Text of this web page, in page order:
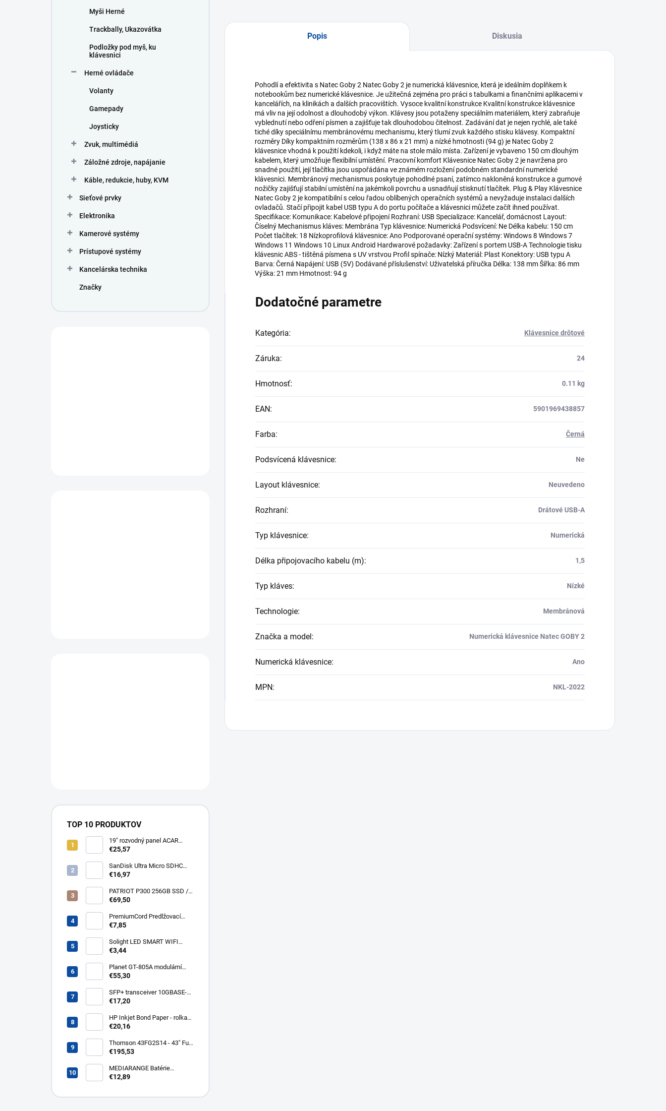
Myši Herné
Trackbally, Ukazovátka
Podložky pod myš, ku
klávesnici
Herné ovládače
Volanty
Gamepady
Joysticky
Zvuk, multimédiá
Záložné zdroje, napájanie
Káble, redukcie, huby, KVM
Sieťové prvky
Elektronika
Kamerové systémy
Prístupové systémy
Kancelárska technika
Značky
TOP 10 PRODUKTOV
19" rozvodný panel ACAR
8x230V, vypínač, indikátor
kabel 3m Acar S8 FA
€25,57
SanDisk Ultra Micro SDHC
32GB 120MB/s A1+ada
€16,97
PATRIOT P300 256GB SSD /
Interní / M.2 PCIe Gen3 x4
P300P256GM28
€69,50
PremiumCord Predlžovací
kábel - sieť 230V, IEC 320 C13
€7,85
Solight LED SMART WIFI
žiarovka, GU10, 5W, RGB,
€3,44
Planet GT-805A modulární
konvertor Gigabit
805A
€55,30
SFP+ transceiver 10GBASE-
SR/SW, multirate, MM, OM3-
850nm VCSEL, LC dup., DMI ,
DELL komp.. SFP-PLUS-SR-
€17,20
HP Inkjet Bond Paper - rolka
24'' Q1396A
€20,16
Thomson 43FG2S14 - 43" Full
HD, Google TV, LED, čierny
€195,53
MEDIARANGE Batérie
nabíjateľné AAA, USB-C, 4ks
€12,89
Popis Diskusia
Pohodlí a efektivita s Natec Goby 2 Natec Goby 2 je numerická klávesnice, která je ideálním doplňkem k
notebookům bez numerické klávesnice. Je užitečná zejména pro práci s tabulkami a finančními aplikacemi v
kancelářích, na klinikách a dalších pracovištích. Vysoce kvalitní konstrukce Kvalitní konstrukce klávesnice
má vliv na její odolnost a dlouhodobý výkon. Klávesy jsou potaženy speciálním materiálem, který zabraňuje
vyblednutí nebo odření písmen a zajišťuje tak dlouhodobou čitelnost. Zadávání dat je nejen rychlé, ale také
tiché díky speciálnímu membránovému mechanismu, který tlumí zvuk každého stisku klávesy. Kompaktní
rozměry Díky kompaktním rozměrům (138 x 86 x 21 mm) a nízké hmotnosti (94 g) je Natec Goby 2
klávesnice vhodná k použití kdekoli, i když máte na stole málo místa. Zařízení je vybaveno 150 cm dlouhým
kabelem, který umožňuje flexibilní umístění. Pracovní komfort Klávesnice Natec Goby 2 je navržena pro
snadné použití, její tlačítka jsou uspořádána ve známém rozložení podobném standardní numerické
klávesnici. Membránový mechanismus poskytuje pohodlné psaní, zatímco nakloněná konstrukce a gumové
nožičky zajišťují stabilní umístění na jakémkoli povrchu a usnadňují stisknutí tlačítek. Plug & Play Klávesnice
Natec Goby 2 je kompatibilní s celou řadou oblíbených operačních systémů a nevyžaduje instalaci dalších
ovladačů. Stačí připojit kabel USB typu A do portu počítače a klávesnici můžete začít ihned používat.
Specifikace: Komunikace: Kabelové připojení Rozhraní: USB Specializace: Kancelář, domácnost Layout:
Číselný Mechanismus kláves: Membrána Typ klávesnice: Numerická Podsvícení: Ne Délka kabelu: 150 cm
Počet tlačítek: 18 Nízkoprofilová klávesnice: Ano Podporované operační systémy: Windows 8 Windows 7
Windows 11 Windows 10 Linux Android Hardwarové požadavky: Zařízení s portem USB-A Technologie tisku
klávesnic ABS - tištěná písmena s UV vrstvou Profil spínače: Nízký Materiál: Plast Konektory: USB typu A
Barva: Černá Napájení: USB (5V) Dodávané příslušenství: Uživatelská příručka Délka: 138 mm Šířka: 86 mm
Výška: 21 mm Hmotnost: 94 g
Dodatočné parametre
Kategória: Klávesnice drôtové
Záruka: 24
Hmotnosť: 0.11 kg
EAN: 5901969438857
Farba: Černá
Podsvícená klávesnice: Ne
Layout klávesnice: Neuvedeno
Rozhraní: Drátové USB-A
Typ klávesnice: Numerická
Délka připojovacího kabelu (m): 1,5
Typ kláves: Nízké
Technologie: Membránová
Značka a model: Numerická klávesnice Natec GOBY 2
Numerická klávesnice: Ano
MPN: NKL-2022